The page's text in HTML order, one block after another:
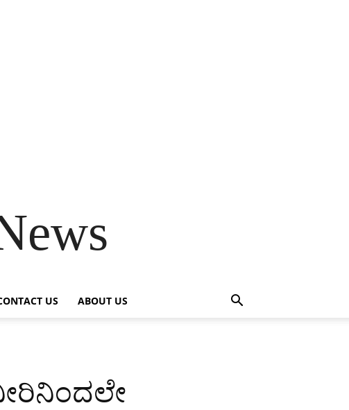
US ABOUT US